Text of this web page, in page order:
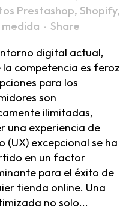
Prestashop, Shopify,
Share
digital actual,
la competencia es feroz
para los
son
ilimitadas,
una experiencia de
(UX) excepcional se ha
en un factor
para el éxito de
tienda online. Una
no solo...